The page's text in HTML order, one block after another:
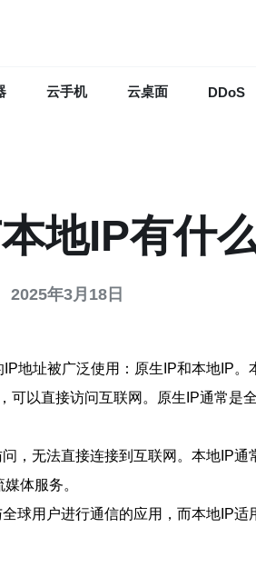
云手机 云桌面 DDoS
地IP有什
2025年3月18日
址被广泛使用：原生IP和本地IP。
以直接访问互联网。原生IP通常
，无法直接连接到互联网。本地IP
体服务。
球用户进行通信的应用，而本地IP适